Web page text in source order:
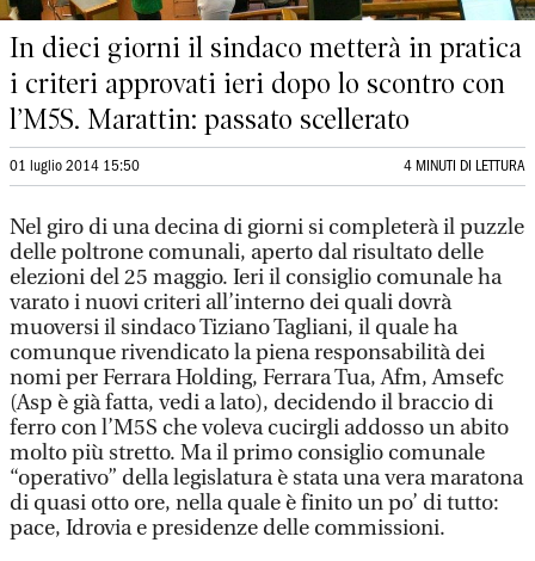
In dieci giorni il sindaco metterà in pratica
i criteri approvati ieri dopo lo scontro con
l’M5S. Marattin: passato scellerato
01 luglio 2014 15:50 4 MINUTI DI LETTURA
Nel giro di una decina di giorni si completerà il puzzle
delle poltrone comunali, aperto dal risultato delle
elezioni del 25 maggio. Ieri il consiglio comunale ha
varato i nuovi criteri all’interno dei quali dovrà
muoversi il sindaco Tiziano Tagliani, il quale ha
comunque rivendicato la piena responsabilità dei
nomi per Ferrara Holding, Ferrara Tua, Afm, Amsefc
(Asp è già fatta, vedi a lato), decidendo il braccio di
ferro con l’M5S che voleva cucirgli addosso un abito
molto più stretto. Ma il primo consiglio comunale
“operativo” della legislatura è stata una vera maratona
di quasi otto ore, nella quale è finito un po’ di tutto:
pace, Idrovia e presidenze delle commissioni.